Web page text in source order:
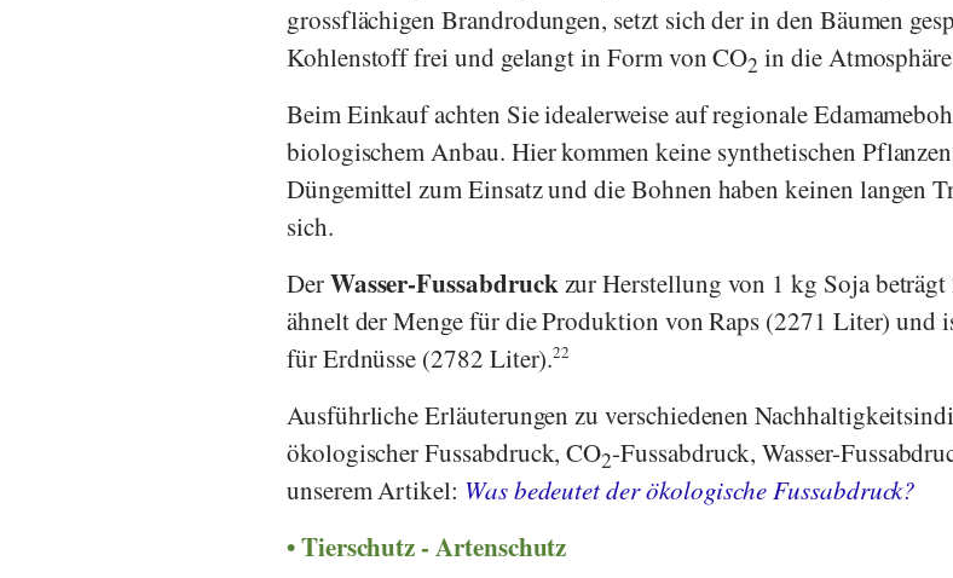
grossflächigen Brandrodungen, setzt sich der in den Bäumen
Kohlenstoff frei und gelangt in Form von CO2 in die
Beim Einkauf achten Sie idealerweise auf regionale
biologischem Anbau. Hier kommen keine synthetischen
Düngemittel zum Einsatz und die Bohnen haben keinen langen
sich.
DerWasser-Fussabdruckzur Herstellung von 1 kg Soja
ähnelt der Menge für die Produktion von Raps (2271 Liter) und
für Erdnüsse (2782 Liter).22
Ausführliche Erläuterungen zu verschiedenen
ökologischer Fussabdruck, CO2-Fussabdruck, Wasser-
unserem Artikel: Was bedeutet der ökologische Fussabdruck?
Tierschutz - Artenschutz